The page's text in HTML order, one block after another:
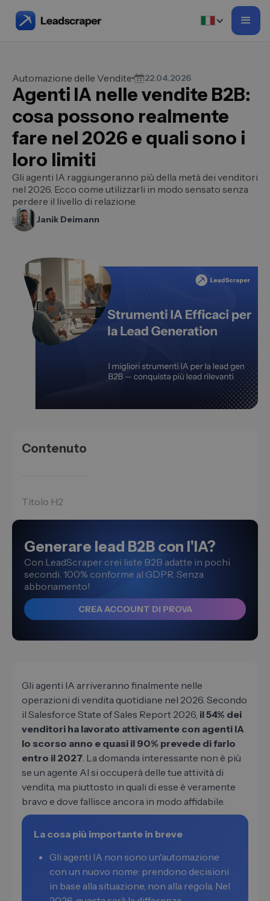
Automazione delle Vendite 22.04.2026
Agenti IA nelle vendite B2B:
cosa possono realmente
fare nel 2026 e quali sono i
loro limiti
Gli agenti IA raggiungeranno più della metà dei venditori
nel 2026. Ecco come utilizzarli in modo sensato senza
perdere il livello di relazione.
Janik Deimann
Contenuto
Titolo H2
Generare lead B2B con l'IA?
Con LeadScraper crei liste B2B adatte in pochi
secondi. 100% conforme al GDPR. Senza
abbonamento!
CREA ACCOUNT DI PROVA
Gli agenti IA arriveranno finalmente nelle
operazioni di vendita quotidiane nel 2026. Secondo
il Salesforce State of Sales Report 2026, il 54% dei
venditori ha lavorato attivamente con agenti IA
lo scorso anno e quasi il 90% prevede di farlo
entro il 2027. La domanda interessante non è più
se un agente AI si occuperà delle tue attività di
vendita, ma piuttosto in quali di esse è veramente
bravo e dove fallisce ancora in modo affidabile.
La cosa più importante in breve
Gli agenti IA non sono un'automazione
con un nuovo nome: prendono decisioni
in base alla situazione, non alla regola. Nel